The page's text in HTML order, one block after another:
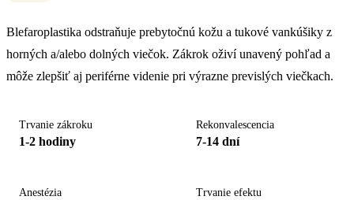
Blefaroplastika odstraňuje prebytočnú kožu a tukové vankúšiky z
horných a/alebo dolných viečok. Zákrok oživí unavený pohľad a
môže zlepšiť aj periférne videnie pri výrazne previslých viečkach.
Trvanie zákroku
1-2 hodiny
Rekonvalescencia
7-14 dní
Anestézia Trvanie efektu